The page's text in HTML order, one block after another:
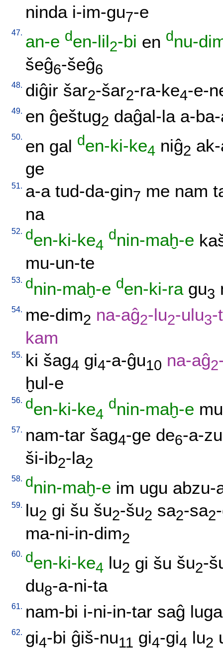
ninda i-im-gu7-e
47. an-e den-lil2-bi en dnu-
šeĝ6-šeĝ6
48. diĝir šar2-šar2-ra-ke4-e-
49. en ĝeštug2 daĝal-la a-
50. en gal den-ki-ke4 niĝ2
ge
51. a-a tud-da-gin7 me nam
na
52. den-ki-ke4
dnin-maḫ-e
mu-un-te
53. dnin-maḫ-e den-ki-ra gu3
54. me-dim2 na-aĝ2-lu2-ulu3-
kam
55. ki šag4 gi4-a-ĝu10 na-aĝ2
ḫul-e
56. den-ki-ke4
dnin-maḫ-e
57. nam-tar šag4-ge de6-a-zu
ši-ib2-la2
58. dnin-maḫ-e im ugu abzu-
59. lu2 gi šu šu2-šu2 sa2-sa2
ma-ni-in-dim2
60. den-ki-ke4 lu2 gi šu šu2-
du8-a-ni-ta
61. nam-bi i-ni-in-tar saĝ
62. gi4-bi ĝiš-nu11 gi4-gi4 lu2